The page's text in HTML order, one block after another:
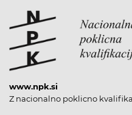
www.npk.si
Z nacionalno poklicno